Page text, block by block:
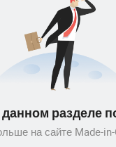
разделе
на сайте Made-